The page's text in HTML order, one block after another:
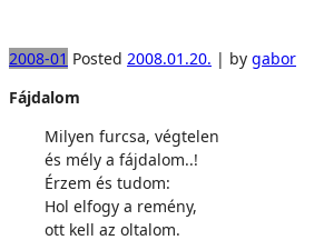
2008-01 Posted 2008.01.20. | by gabor
Fájdalom
Milyen furcsa, végtelen
és mély a fájdalom..!
Érzem és tudom:
Hol elfogy a remény,
ott kell az oltalom.